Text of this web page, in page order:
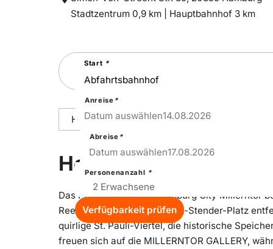
Entfernung
Stadtzentrum 0,9 km | Entfernung
Hauptbahnhof 3 km
Sie
nach
einer
Städtereise
Start *
Anreise *
14
Fri
Datum auswählen14.08.2026
Abreise *
17
Mon
Datum auswählen17.08.2026
Personenanzahl *
Verfügbarkeit prüfen
Hoteldetails Reisepakete
Hoteldetails
Das Premier Inn Hotel Hamburg City Millerntor
Reeperbahn und dem Harald-Stender-Platz
quirlige St. Pauli-Viertel, die historische
freuen sich auf die MILLERNTOR GALLERY,